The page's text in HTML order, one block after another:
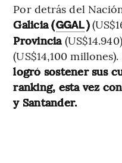
Por detrás del
Galicia (GGAL)
Provincia
(US$14,100
logró sostener sus
ranking, esta vez
y Santander.